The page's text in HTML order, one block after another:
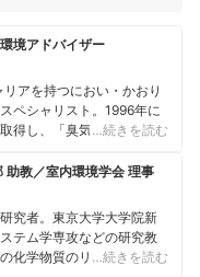
境アドバイザー
アを持つにおい・かおり
ペシャリスト。1996年に
得し、「臭気対策アドバ
ーの臭気判定士として独
レビ・雑誌などの各メデ
」についての知識を広め
シェバーER-GK40」効果
果等の技術指導を行うな
も携わっている。
…続きを読む
助教／室内環境学会 理事
究者。東京大学大学院新
テム学専攻などの研究教
化学物質のリスクを包括
…続きを読む